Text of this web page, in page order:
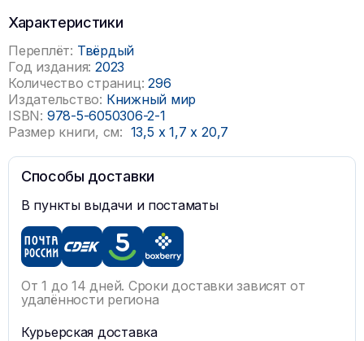
Характеристики
Переплёт: Твёрдый
Год издания: 2023
Количество страниц: 296
Издательство: Книжный мир
ISBN: 978-5-6050306-2-1
Размер книги, см: 13,5 x 1,7x 20,7
Способы доставки
В пункты выдачи и постаматы
От 1 до 14 дней. Сроки доставки зависят от
удалённости региона
Курьерская доставка